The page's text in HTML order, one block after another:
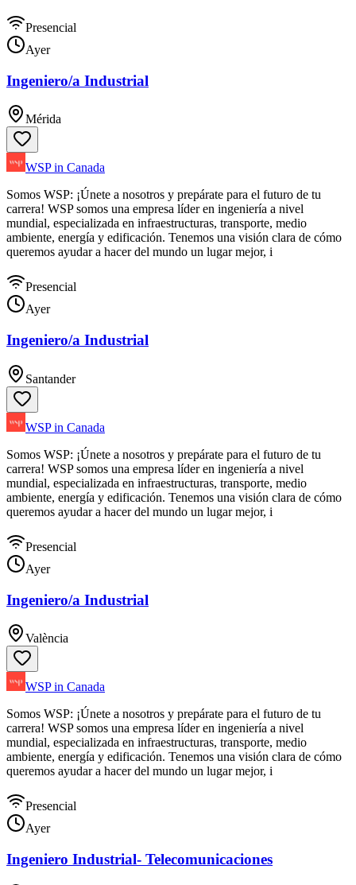
Presencial
Ayer
Ingeniero/a Industrial
Mérida
WSP in Canada
Somos WSP: ¡Únete a nosotros y prepárate para el futuro de tu
carrera! WSP somos una empresa líder en ingeniería a nivel
mundial, especializada en infraestructuras, transporte, medio
ambiente, energía y edificación. Tenemos una visión clara de cómo
queremos ayudar a hacer del mundo un lugar mejor, i
Presencial
Ayer
Ingeniero/a Industrial
Santander
WSP in Canada
Somos WSP: ¡Únete a nosotros y prepárate para el futuro de tu
carrera! WSP somos una empresa líder en ingeniería a nivel
mundial, especializada en infraestructuras, transporte, medio
ambiente, energía y edificación. Tenemos una visión clara de cómo
queremos ayudar a hacer del mundo un lugar mejor, i
Presencial
Ayer
Ingeniero/a Industrial
València
WSP in Canada
Somos WSP: ¡Únete a nosotros y prepárate para el futuro de tu
carrera! WSP somos una empresa líder en ingeniería a nivel
mundial, especializada en infraestructuras, transporte, medio
ambiente, energía y edificación. Tenemos una visión clara de cómo
queremos ayudar a hacer del mundo un lugar mejor, i
Presencial
Ayer
Ingeniero Industrial- Telecomunicaciones